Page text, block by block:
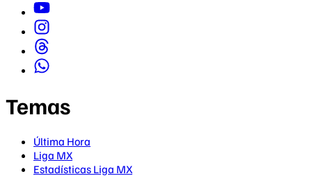
Temas
Última Hora
Liga MX
Estadísticas Liga MX